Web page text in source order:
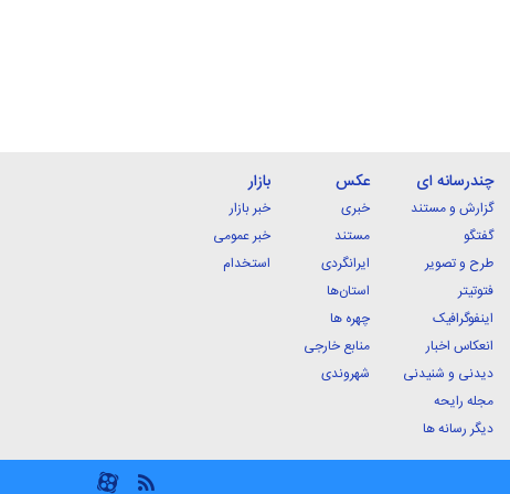
چندرسانه ای
گزارش و مستند
گفتگو
طرح و تصویر
فتوتیتر
اینفوگرافیک
انعکاس اخبار
دیدنی و شنیدنی
مجله رایحه
دیگر رسانه ها
عکس
خبری
مستند
ایرانگردی
استان‌ها
چهره ها
منابع خارجی
شهروندی
بازار
خبر بازار
خبر عمومی
استخدام